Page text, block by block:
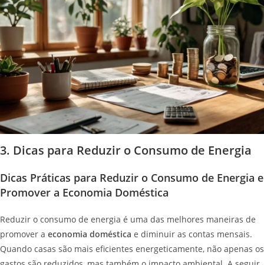
3. Dicas para Reduzir o Consumo de Energia
Dicas Práticas para Reduzir o Consumo de Energia e
Promover a Economia Doméstica
Reduzir o consumo de energia é uma das melhores maneiras de
promover a economia doméstica e diminuir as contas mensais.
Quando casas são mais eficientes energeticamente, não apenas os